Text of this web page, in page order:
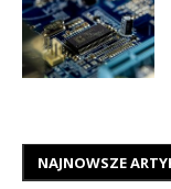
NAJNOWSZE